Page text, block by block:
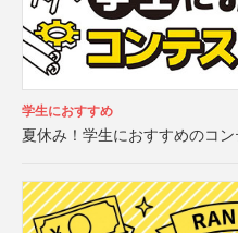
学生におすすめ
夏休み！学生におすすめのコ